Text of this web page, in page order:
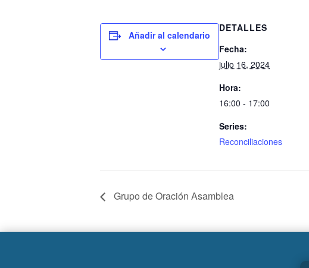
Añadir al calendario
DETALLES
Fecha:
julio 16, 2024
Hora:
16:00 - 17:00
Series:
Reconciliaciones
Grupo de Oración Asamblea